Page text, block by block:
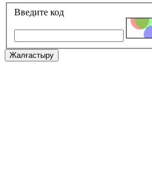
Введите код
Жалғастыру